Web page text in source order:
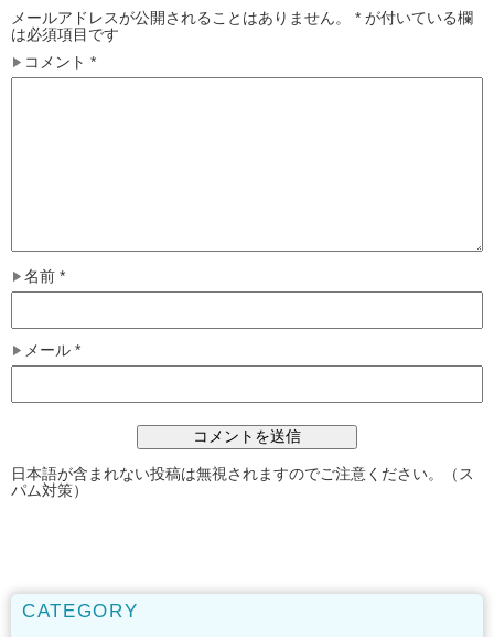
メールアドレスが公開されることはありません。
* が付いている欄
は必須項目です
コメント *
名前 *
メール *
日本語が含まれない投稿は無視されますのでご注意ください。（ス
パム対策）
CATEGORY